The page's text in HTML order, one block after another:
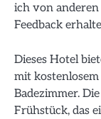
ich von
Feedback
Dieses Hotel
mit
Badezimmer.
Frühstück, das